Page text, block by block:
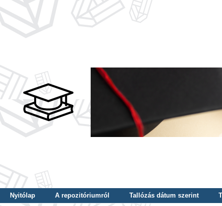
Nyitólap A repozitóriumról Tallózás dátum szerint